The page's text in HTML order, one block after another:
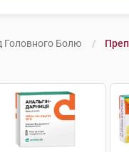
Головного Болю